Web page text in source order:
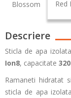
Blossom Red
Descriere
Sticla de apa
Ion8, capacitate
Ramaneti hidratat
sticla de apa